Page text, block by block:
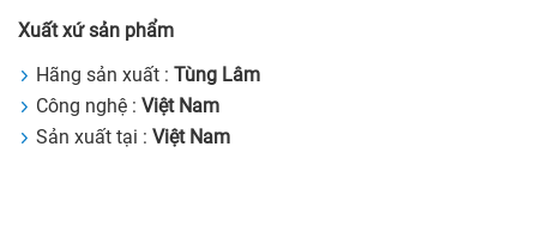
Xuất xứ sản phẩm
Hãng sản xuất : Tùng Lâm
Công nghệ : Việt Nam
Sản xuất tại : Việt Nam